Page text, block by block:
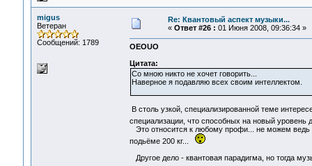
migus
Ветеран
Сообщений: 1789
Re: Квантовый аспект музыки...
« Ответ #26 : 01 Июня 2008, 09:36:34 »
OEOUO
Цитата:
Со мною никто не хочет говорить...
Наверное я подавляю всех своим интеллектом.
В столь узкой, специализированной теме
специализации, что способных на новый
Это относится к любому профи... не можем ведь
подьёме 200 кг...
Другое дело - квантовая парадигма, но тогда